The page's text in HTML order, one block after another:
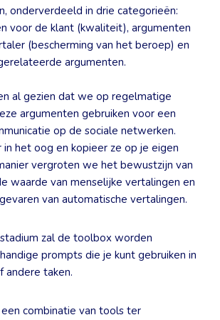
onderverdeeld in drie categorieën:
voor de klant (kwaliteit), argumenten
(bescherming van het beroep) en
argumenten.
al gezien dat we op regelmatige
argumenten gebruiken voor een
op de sociale netwerken.
in het oog en kopieer ze op je eigen
vergroten we het bewustzijn van
waarde van menselijke vertalingen en
van automatische vertalingen.
zal de toolbox worden
prompts die je kunt gebruiken in
andere taken.
combinatie van tools ter